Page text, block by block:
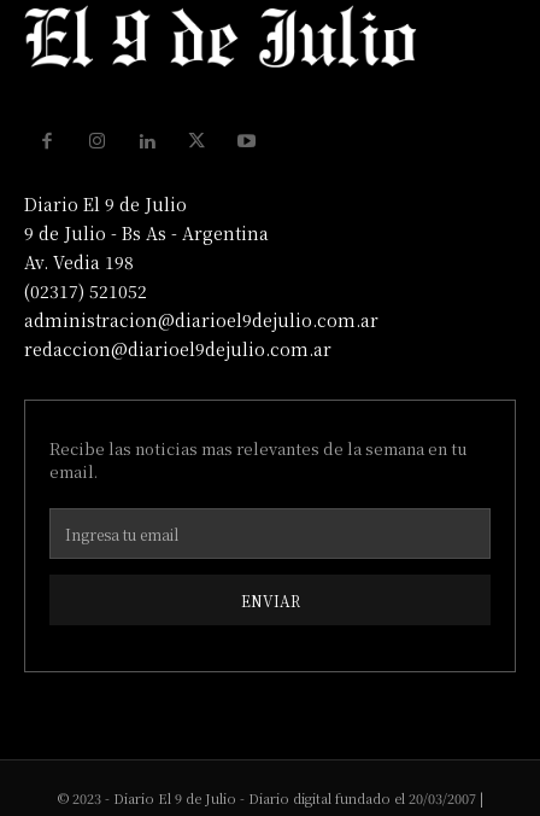
Diario El 9 de Julio
9 de Julio - Bs As - Argentina
Av. Vedia 198
(02317) 521052
administracion@diarioel9dejulio.com.ar
redaccion@diarioel9dejulio.com.ar
Recibe las noticias mas relevantes de la semana en tu
email.
ENVIAR
© 2023 - Diario El 9 de Julio - Diario digital fundado el 20/03/2007 |